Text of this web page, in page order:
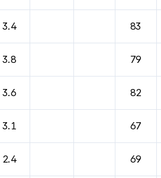
3.4 83
3.8 79
3.6 82
3.1 67
2.4 69